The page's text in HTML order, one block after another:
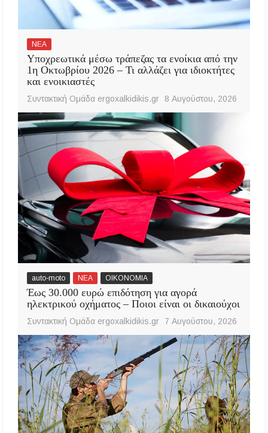
ΝΕΑ
Υποχρεωτικά μέσω τράπεζας τα ενοίκια από την
1η Οκτωβρίου 2026 – Τι αλλάζει για ιδιοκτήτες
και ενοικιαστές
Συντακτική Ομάδα ergoxalkidikis.gr 8 Αυγούστου, 2026
auto-moto ΝΕΑ ΟΙΚΟΝΟΜΙΑ
Έως 30.000 ευρώ επιδότηση για αγορά
ηλεκτρικού οχήματος – Ποιοι είναι οι δικαιούχοι
Συντακτική Ομάδα ergoxalkidikis.gr 7 Αυγούστου, 2026